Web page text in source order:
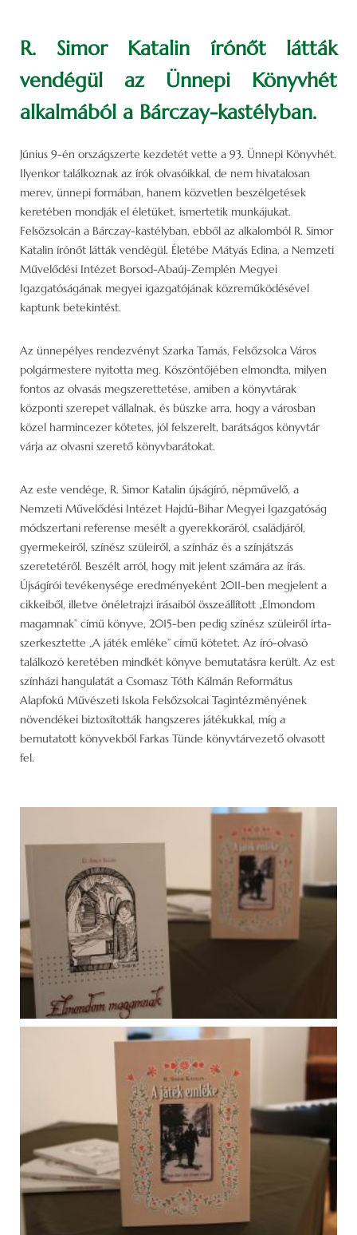
R. Simor Katalin írónőt látták
vendégül az Ünnepi Könyvhét
alkalmából a Bárczay-kastélyban.
Június 9-én országszerte kezdetét vette a 93. Ünnepi Könyvhét.
Ilyenkor találkoznak az írók olvasóikkal, de nem hivatalosan
merev, ünnepi formában, hanem közvetlen beszélgetések
keretében mondják el életüket, ismertetik munkájukat.
Felsőzsolcán a Bárczay-kastélyban, ebből az alkalomból R. Simor
Katalin írónőt látták vendégül. Életébe Mátyás Edina, a Nemzeti
Művelődési Intézet Borsod-Abaúj-Zemplén Megyei
Igazgatóságának megyei igazgatójának közreműködésével
kaptunk betekintést.
Az ünnepélyes rendezvényt Szarka Tamás, Felsőzsolca Város
polgármestere nyitotta meg. Köszöntőjében elmondta, milyen
fontos az olvasás megszerettetése, amiben a könyvtárak
központi szerepet vállalnak, és büszke arra, hogy a városban
közel harmincezer kötetes, jól felszerelt, barátságos könyvtár
várja az olvasni szerető könyvbarátokat.
Az este vendége, R. Simor Katalin újságíró, népművelő, a
Nemzeti Művelődési Intézet Hajdú-Bihar Megyei Igazgatóság
módszertani referense mesélt a gyerekkoráról, családjáról,
gyermekeiről, színész szüleiről, a színház és a színjátszás
szeretetéről. Beszélt arról, hogy mit jelent számára az írás.
Újságírói tevékenysége eredményeként 2011-ben megjelent a
cikkeiből, illetve önéletrajzi írásaiból összeállított „Elmondom
magamnak” című könyve, 2015-ben pedig színész szüleiről írta-
szerkesztette „A játék emléke” című kötetet. Az író-olvasó
találkozó keretében mindkét könyve bemutatásra került. Az est
színházi hangulatát a Csomasz Tóth Kálmán Református
Alapfokú Művészeti Iskola Felsőzsolcai Tagintézményének
növendékei biztosították hangszeres játékukkal, míg a
bemutatott könyvekből Farkas Tünde könyvtárvezető olvasott
fel.